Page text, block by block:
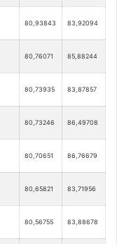
80,93843 83,92094
80,76071 85,88244
80,73935 83,87857
80,73246 86,49708
80,70651 86,76679
80,65821 83,71956
80,56755 83,88678